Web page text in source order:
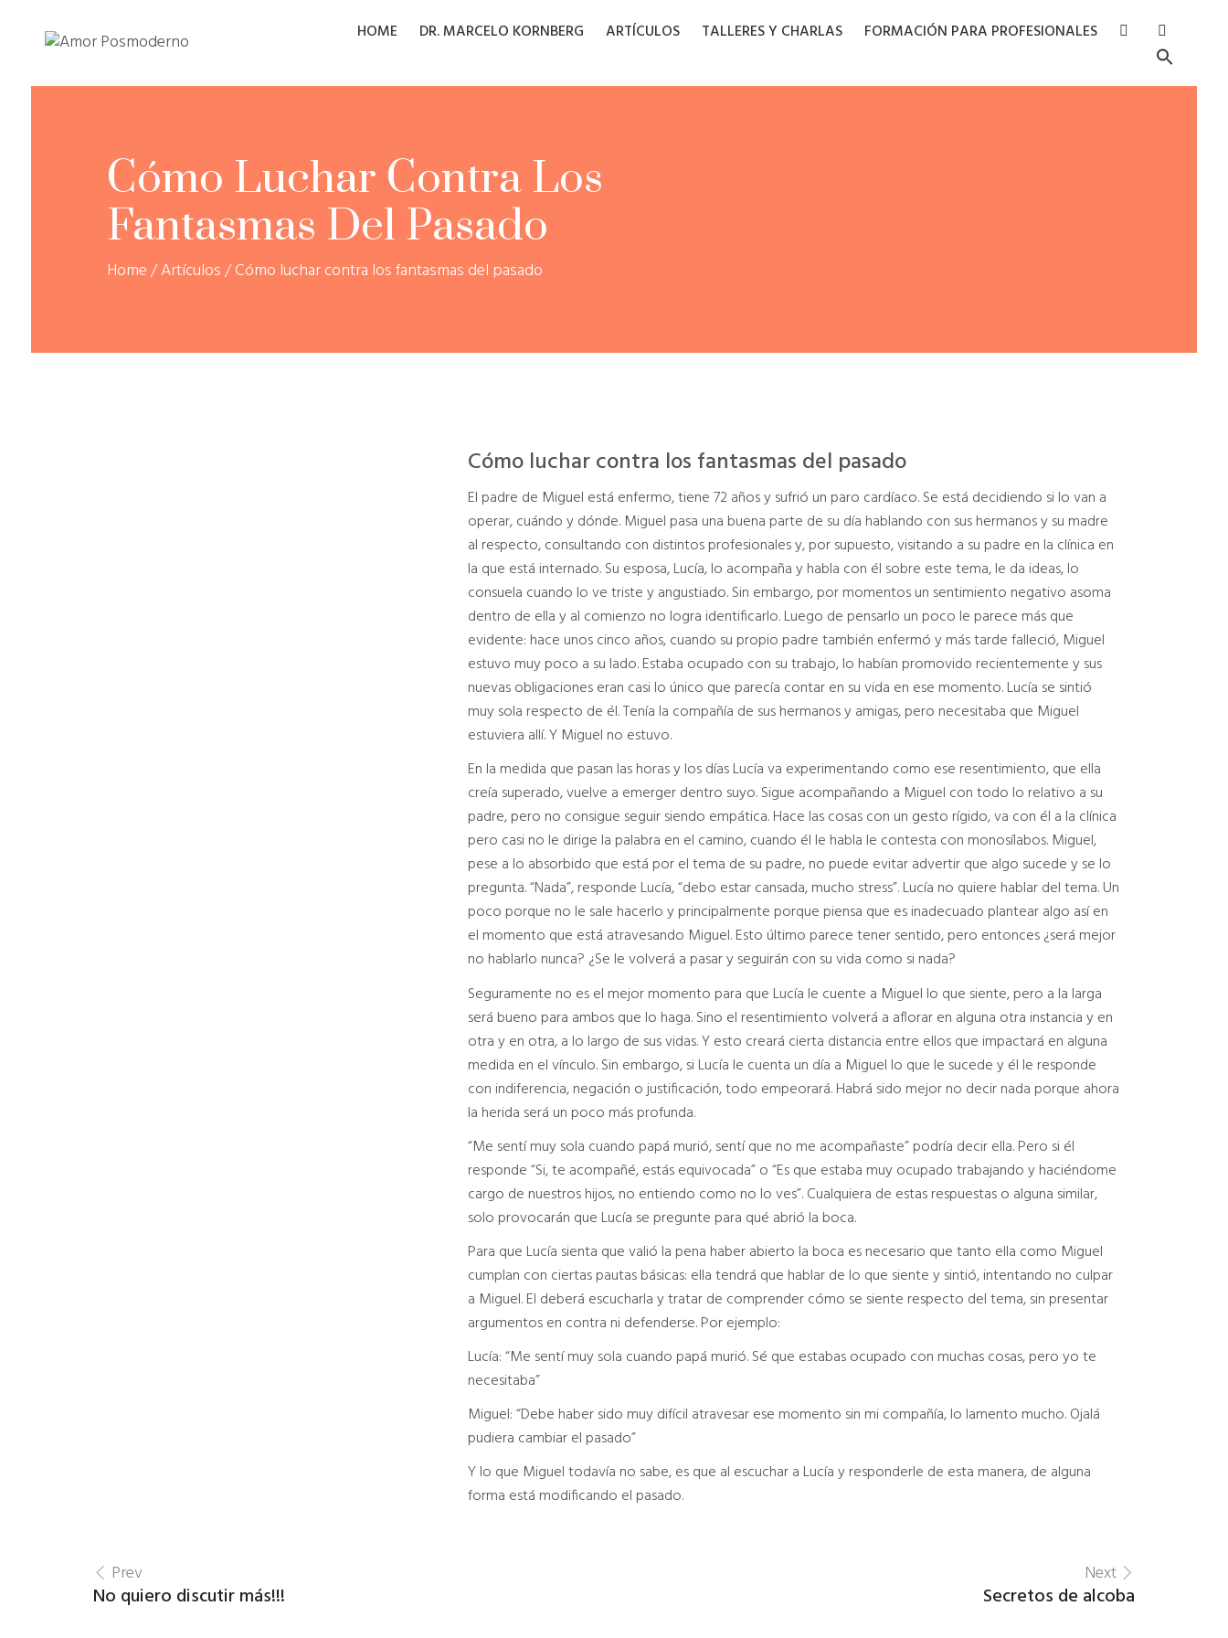
HOME DR. MARCELO KORNBERG ARTÍCULOS TALLERES Y CHARLAS FORMACIÓN PARA PROFESIONALES
Search
Cómo Luchar Contra Los
Fantasmas Del Pasado
Home/Artículos/Cómo luchar contra los fantasmas del pasado
Cómo luchar contra los fantasmas del pasado
El padre de Miguel está enfermo, tiene 72 años y sufrió un paro cardíaco. Se está decidiendo si lo van a
operar, cuándo y dónde. Miguel pasa una buena parte de su día hablando con sus hermanos y su madre
al respecto, consultando con distintos profesionales y, por supuesto, visitando a su padre en la clínica en
la que está internado. Su esposa, Lucía, lo acompaña y habla con él sobre este tema, le da ideas, lo
consuela cuando lo ve triste y angustiado. Sin embargo, por momentos un sentimiento negativo asoma
dentro de ella y al comienzo no logra identificarlo. Luego de pensarlo un poco le parece más que
evidente: hace unos cinco años, cuando su propio padre también enfermó y más tarde falleció, Miguel
estuvo muy poco a su lado. Estaba ocupado con su trabajo, lo habían promovido recientemente y sus
nuevas obligaciones eran casi lo único que parecía contar en su vida en ese momento. Lucía se sintió
muy sola respecto de él. Tenía la compañía de sus hermanos y amigas, pero necesitaba que Miguel
estuviera allí. Y Miguel no estuvo.
En la medida que pasan las horas y los días Lucía va experimentando como ese resentimiento, que ella
creía superado, vuelve a emerger dentro suyo. Sigue acompañando a Miguel con todo lo relativo a su
padre, pero no consigue seguir siendo empática. Hace las cosas con un gesto rígido, va con él a la clínica
pero casi no le dirige la palabra en el camino, cuando él le habla le contesta con monosílabos. Miguel,
pese a lo absorbido que está por el tema de su padre, no puede evitar advertir que algo sucede y se lo
pregunta. “Nada”, responde Lucía, “debo estar cansada, mucho stress”. Lucía no quiere hablar del tema. Un
poco porque no le sale hacerlo y principalmente porque piensa que es inadecuado plantear algo así en
el momento que está atravesando Miguel. Esto último parece tener sentido, pero entonces ¿será mejor
no hablarlo nunca? ¿Se le volverá a pasar y seguirán con su vida como si nada?
Seguramente no es el mejor momento para que Lucía le cuente a Miguel lo que siente, pero a la larga
será bueno para ambos que lo haga. Sino el resentimiento volverá a aflorar en alguna otra instancia y en
otra y en otra, a lo largo de sus vidas. Y esto creará cierta distancia entre ellos que impactará en alguna
medida en el vínculo. Sin embargo, si Lucía le cuenta un día a Miguel lo que le sucede y él le responde
con indiferencia, negación o justificación, todo empeorará. Habrá sido mejor no decir nada porque ahora
la herida será un poco más profunda.
“Me sentí muy sola cuando papá murió, sentí que no me acompañaste” podría decir ella. Pero si él
responde “Si, te acompañé, estás equivocada” o “Es que estaba muy ocupado trabajando y haciéndome
cargo de nuestros hijos, no entiendo como no lo ves”. Cualquiera de estas respuestas o alguna similar,
solo provocarán que Lucía se pregunte para qué abrió la boca.
Para que Lucía sienta que valió la pena haber abierto la boca es necesario que tanto ella como Miguel
cumplan con ciertas pautas básicas: ella tendrá que hablar de lo que siente y sintió, intentando no culpar
a Miguel. El deberá escucharla y tratar de comprender cómo se siente respecto del tema, sin presentar
argumentos en contra ni defenderse. Por ejemplo:
Lucía: “Me sentí muy sola cuando papá murió. Sé que estabas ocupado con muchas cosas, pero yo te
necesitaba”
Miguel: “Debe haber sido muy difícil atravesar ese momento sin mi compañía, lo lamento mucho. Ojalá
pudiera cambiar el pasado”
Y lo que Miguel todavía no sabe, es que al escuchar a Lucía y responderle de esta manera, de alguna
forma está modificando el pasado.
Prev
No quiero discutir más!!!
Next
Secretos de alcoba